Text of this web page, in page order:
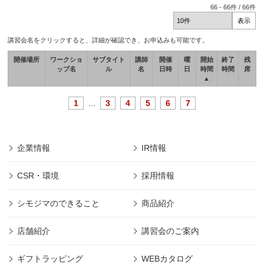
66 -66件 /66件
講習会名をクリックすると、詳細が確認でき、お申込みも可能です。
開催場所
ワークショ
ップ名
サブタイト
ル
講師
名
開催
日時
曜
日
開始
時間
▲
終了
時間
残
席
1 3 4 5 6 7
企業情報 IR情報
CSR・環境 採用情報
シモジマのできること 商品紹介
店舗紹介 講習会のご案内
ギフトラッピング WEBカタログ